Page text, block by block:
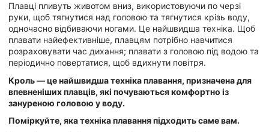
Плавці пливуть животом вниз, використовуючи по черзі
руки, щоб тягнутися над головою та тягнутися крізь воду,
одночасно відбиваючи ногами. Це найшвидша техніка. Щоб
плавати найефективніше, плавцям потрібно навчитися
розраховувати час дихання; плавати з головою під водою та
періодично повертатися, щоб вдихнути повітря.
Кроль — це найшвидша техніка плавання, призначена для
впевненіших плавців, які почуваються комфортно із
зануреною головою у воду.
Поміркуйте, яка техніка плавання підходить саме вам.